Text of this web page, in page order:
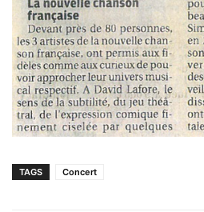
TAGS Concert